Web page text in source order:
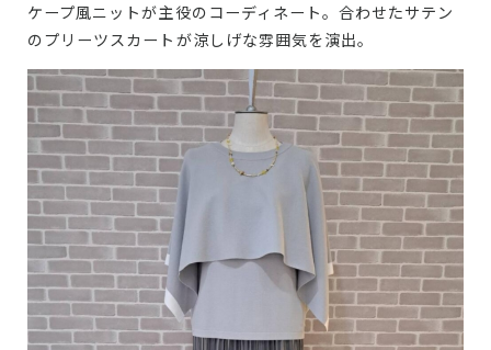
ケープ風ニットが主役のコーディネート。合わせたサテン
のプリーツスカートが涼しげな雰囲気を演出。